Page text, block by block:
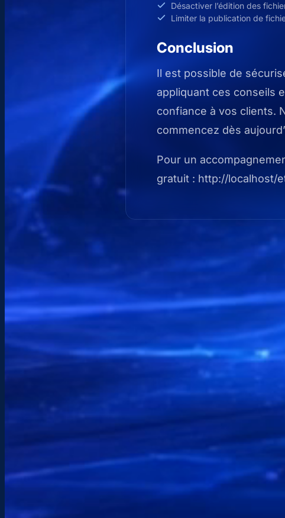
Désactiver l’édition des
Limiter la publication de
Conclusion
Il est possible de
appliquant ces conseils
confiance à vos clients.
commencez dès
Pour un
gratuit : http://localhost/
Parlons de votre
Une question, un projet, un besoin urgent ? Je vous
une approche claire, directe et adaptée à votre situation.